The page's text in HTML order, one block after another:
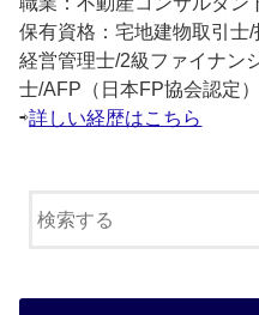
保有資格：宅地建物取引士
経営管理士/2級ファイナン
士/AFP（日本FP協会認定
⇨詳しい経歴はこちら